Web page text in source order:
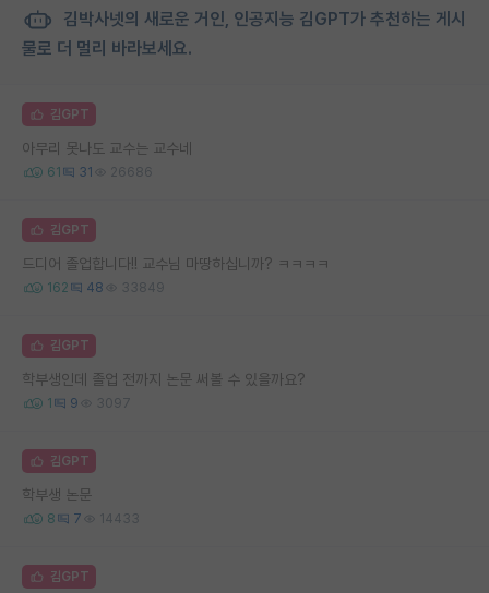
김박사넷의 새로운 거인, 인공지능 김GPT가 추천하는 게시
물로 더 멀리 바라보세요.
김GPT
아무리 못나도 교수는 교수네
61 31 26686
김GPT
드디어 졸업합니다!! 교수님 마땅하십니까? ㅋㅋㅋㅋ
162 48 33849
김GPT
학부생인데 졸업 전까지 논문 써볼 수 있을까요?
1 9 3097
김GPT
학부생 논문
8 7 14433
김GPT